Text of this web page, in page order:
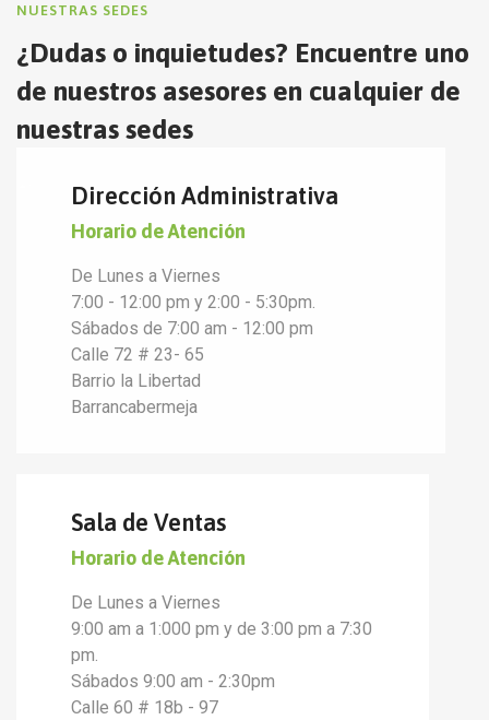
NUESTRAS SEDES
¿Dudas o inquietudes? Encuentre uno
de nuestros asesores en cualquier de
nuestras sedes
Dirección Administrativa
Horario de Atención
De Lunes a Viernes
7:00 - 12:00 pm y 2:00 - 5:30pm.
Sábados de 7:00 am - 12:00 pm
Calle 72 # 23- 65
Barrio la Libertad
Barrancabermeja
Sala de Ventas
Horario de Atención
De Lunes a Viernes
9:00 am a 1:000 pm y de 3:00 pm a 7:30
pm.
Sábados 9:00 am - 2:30pm
Calle 60 # 18b - 97